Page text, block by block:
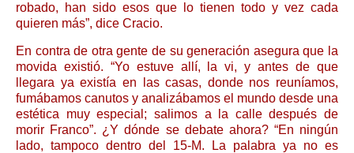
robado, han sido esos que lo tienen todo y vez cada
quieren más”, dice Cracio.
En contra de otra gente de su generación asegura que la
movida existió. “Yo estuve allí, la vi, y antes de que
llegara ya existía en las casas, donde nos reuníamos,
fumábamos canutos y analizábamos el mundo desde una
estética muy especial; salimos a la calle después de
morir Franco”. ¿Y dónde se debate ahora? “En ningún
lado, tampoco dentro del 15-M. La palabra ya no es